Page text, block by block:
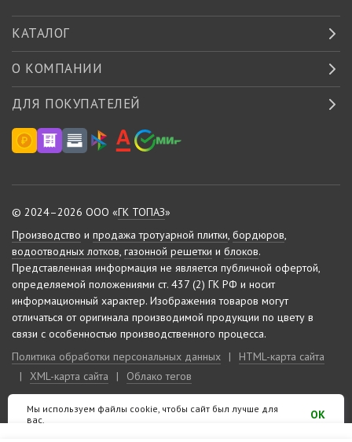
КАТАЛОГ
О КОМПАНИИ
ДЛЯ ПОКУПАТЕЛЕЙ
© 2024–2026 ООО «ГК ТОПАЗ»
Производство и продажа тротуарной плитки, бордюров,
водоотводных лотков, газонной решетки и блоков.
Представленная информация не является публичной офертой,
определяемой положениями ст. 437 (2) ГК РФ и носит
информационный характер. Изображения товаров могут
отличаться от оригинала производимой продукции по цвету в
связи с особенностью производственного процесса.
Политика обработки персональных данных
|
HTML-карта сайта
|
XML-карта сайта | Облако тегов
Сделано на «10-м этаже»
Мы используем файлы cookie, чтобы сайт был лучше для
вас.
OK